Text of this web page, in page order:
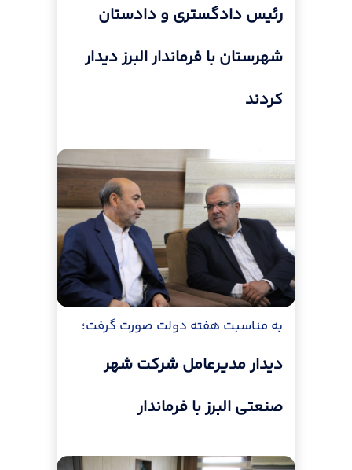
رئیس دادگستری و دادستان
شهرستان با فرماندار البرز دیدار
کردند
به مناسبت هفته دولت صورت گرفت؛
دیدار مدیرعامل شرکت شهر
صنعتی البرز با فرماندار